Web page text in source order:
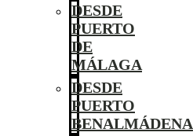
DESDE
PUERTO
DE
MÁLAGA
DESDE
PUERTO
BENALMÁDENA